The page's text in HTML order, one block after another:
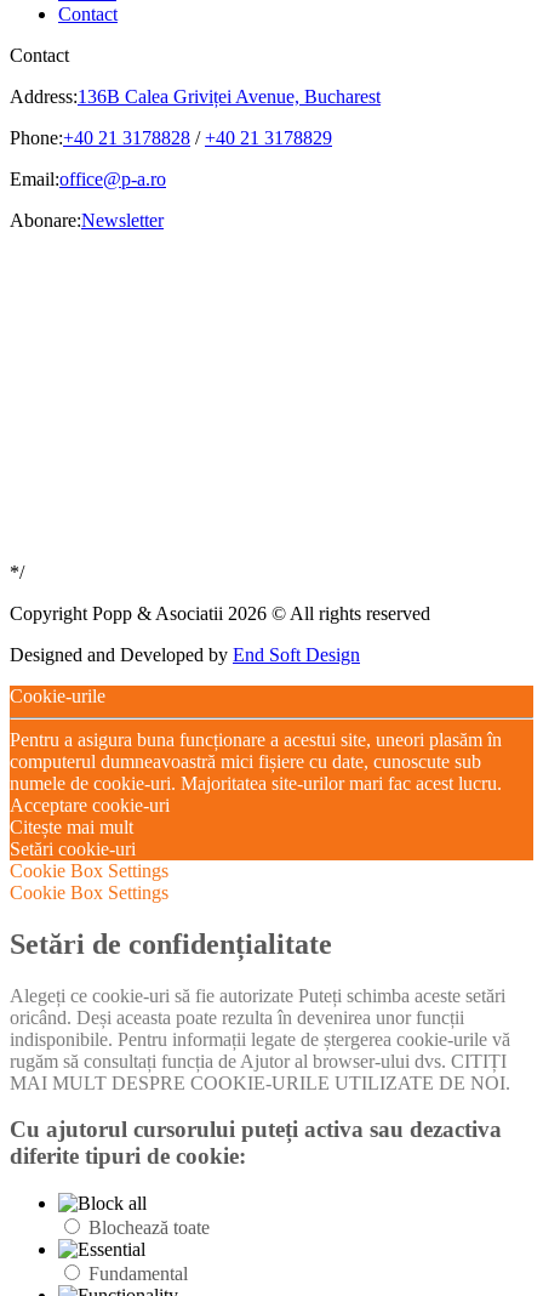
Contact
Contact
Address:136B Calea Griviței Avenue, Bucharest
Phone:+40 21 3178828 /+40 21 3178829
Email:office@p-a.ro
Abonare:Newsletter
*/
Copyright Popp & Asociatii 2026 © All rights reserved
Designed and Developed by End Soft Design
Cookie-urile
Pentru a asigura buna funcționare a acestui site, uneori plasăm în
computerul dumneavoastră mici fișiere cu date, cunoscute sub
numele de cookie-uri. Majoritatea site-urilor mari fac acest lucru.
Acceptare cookie-uri
Citește mai mult
Setări cookie-uri
Cookie Box Settings
Cookie Box Settings
Setări de confidențialitate
Alegeți ce cookie-uri să fie autorizate Puteți schimba aceste setări
oricând. Deși aceasta poate rezulta în devenirea unor funcții
indisponibile. Pentru informații legate de ștergerea cookie-urile vă
rugăm să consultați funcția de Ajutor al browser-ului dvs. CITIȚI
MAI MULT DESPRE COOKIE-URILE UTILIZATE DE NOI.
Cu ajutorul cursorului puteți activa sau dezactiva
diferite tipuri de cookie:
Blochează toate
Fundamental